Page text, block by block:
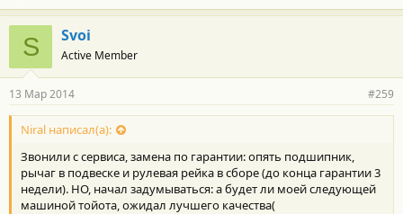
S Svoi
Active Member
13 Мар 2014 #259
Niral написал(а):
Звонили с сервиса, замена по гарантии: опять подшипник,
рычаг в подвеске и рулевая рейка в сборе (до конца гарантии 3
недели). НО, начал задумываться: а будет ли моей следующей
машиной тойота, ожидал лучшего качества(